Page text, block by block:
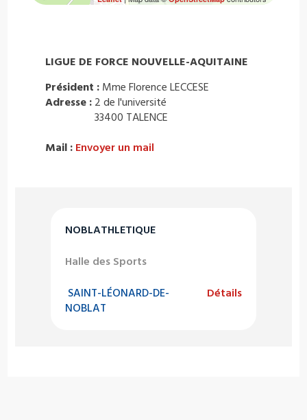
NOBLATHLETIQUE
Halle des Sports
SAINT-LÉONARD-DE-
NOBLAT
Détails
LIGUE DE FORCE NOUVELLE-AQUITAINE
Président : Mme Florence LECCESE
Adresse : 2 de l'université
33400 TALENCE
Mail : Envoyer un mail